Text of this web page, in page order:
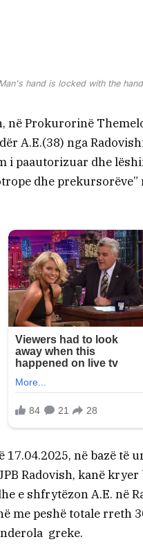
hand is locked with the
në Prokurorinë
A.E.(38) nga
i paautorizuar dhe
dhe prekursorëve”
17.04.2025, në bazë të
Radovish, kanë
e shfrytëzon A.E. në
me peshë totale rreth
greke.